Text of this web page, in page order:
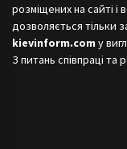
розміщених на сайті і
дозволяється тільки
kievinform.com у
З питань співпраці та